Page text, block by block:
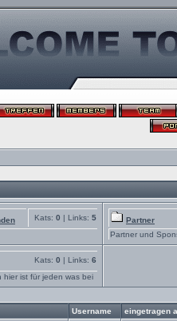
Kats: 0 | Links: 5
Partner
Partner und
Kats: 0 | Links: 6
hier ist für jeden was bei
Username
eingetragen